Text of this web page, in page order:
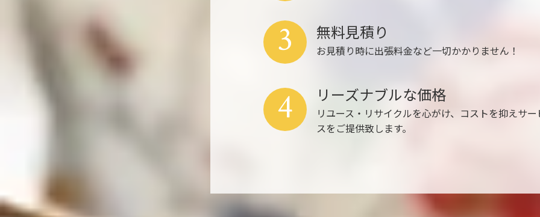
無料見積り
お見積り時に出張料金など一切かかりません！
3
リーズナブルな価格
リユース・リサイクルを心がけ、コストを抑えサー
スをご提供致します。
4